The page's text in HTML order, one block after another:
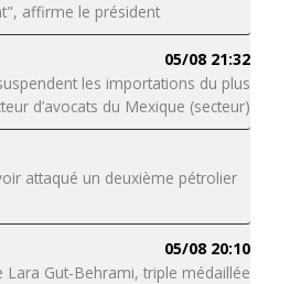
affirme le président
05/08 21:32
les importations du plus
d’avocats du Mexique (secteur)
attaqué un deuxième pétrolier
05/08 20:10
Lara Gut-Behrami, triple médaillée